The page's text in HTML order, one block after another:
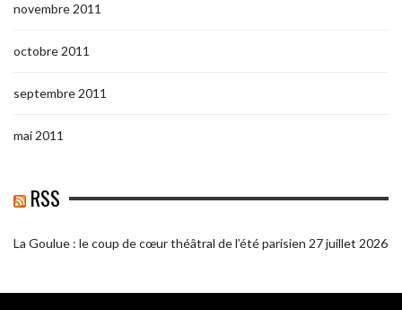
novembre 2011
octobre 2011
septembre 2011
mai 2011
RSS
La Goulue : le coup de cœur théâtral de l’été parisien 27 juillet 2026